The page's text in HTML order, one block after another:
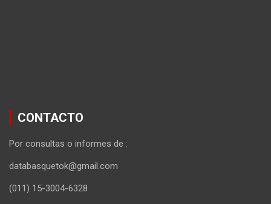
CONTACTO
Por consultas o informes de :
databasquetok@gmail.com
(011) 15-3004-6328